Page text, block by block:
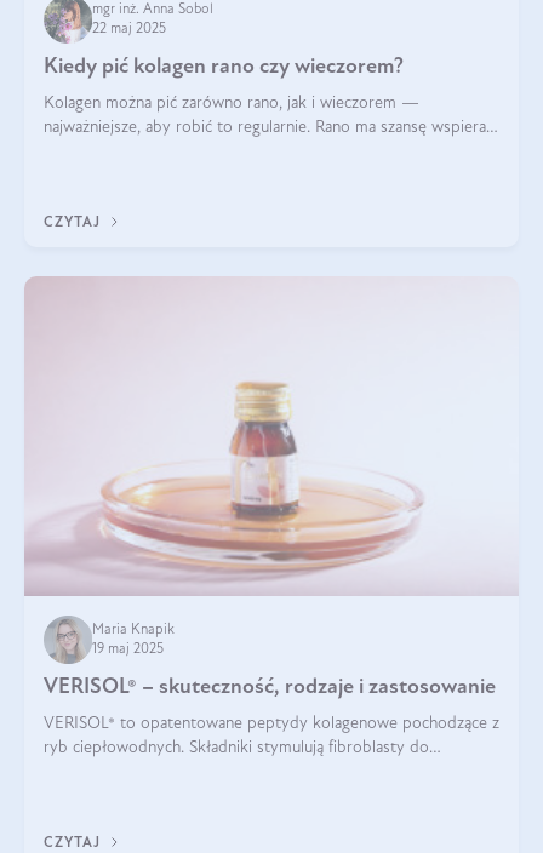
mgr inż. Anna Sobol
22 maj 2025
Kiedy pić kolagen rano czy wieczorem?
Kolagen można pić zarówno rano, jak i wieczorem —
najważniejsze, aby robić to regularnie. Rano ma szansę wspierać
CZYTAJ
Maria Knapik
19 maj 2025
VERISOL® – skuteczność, rodzaje i zastosowanie
VERISOL® to opatentowane peptydy kolagenowe pochodzące z
ryb ciepłowodnych. Składniki stymulują fibroblasty do
CZYTAJ